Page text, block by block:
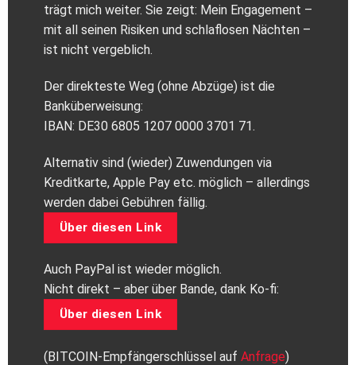
trägt mich weiter. Sie zeigt: Mein Engagement –
mit all seinen Risiken und schlaflosen Nächten –
ist nicht vergeblich.
Der direkteste Weg (ohne Abzüge) ist die
Banküberweisung:
IBAN: DE30 6805 1207 0000 3701 71.
Alternativ sind (wieder) Zuwendungen via
Kreditkarte, Apple Pay etc. möglich – allerdings
werden dabei Gebühren fällig.
Über diesen Link
Auch PayPal ist wieder möglich.
Nicht direkt – aber über Bande, dank Ko-fi:
Über diesen Link
(BITCOIN-Empfängerschlüssel auf Anfrage)